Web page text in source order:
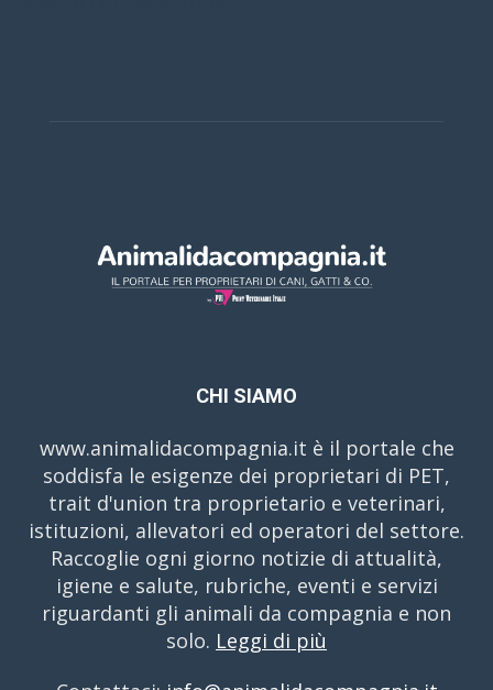
CHI SIAMO
www.animalidacompagnia.it è il portale che
soddisfa le esigenze dei proprietari di PET,
trait d'union tra proprietario e veterinari,
istituzioni, allevatori ed operatori del settore.
Raccoglie ogni giorno notizie di attualità,
igiene e salute, rubriche, eventi e servizi
riguardanti gli animali da compagnia e non
solo. Leggi di più